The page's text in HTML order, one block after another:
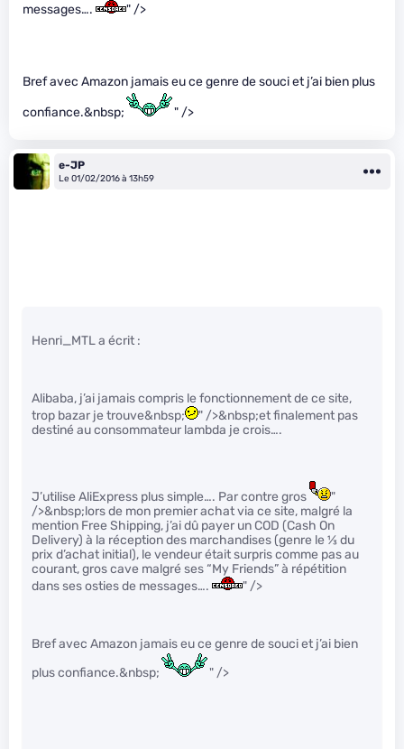
messages….
" />
Bref avec Amazon jamais eu ce genre de souci et j’ai bien plus
confiance.&nbsp;
" />
e-JP
Le 01/02/2016 à 13h59
Henri_MTL a écrit :
Alibaba, j’ai jamais compris le fonctionnement de ce site,
trop bazar je trouve&nbsp;
" />&nbsp;et finalement pas
destiné au consommateur lambda je crois….
J’utilise AliExpress plus simple…. Par contre gros
"
/>&nbsp;lors de mon premier achat via ce site, malgré la
mention Free Shipping, j’ai dû payer un COD (Cash On
Delivery) à la réception des marchandises (genre le 1⁄3du
prix d’achat initial), le vendeur était surpris comme pas au
courant, gros cave malgré ses “My Friends” à répétition
dans ses osties de messages….
" />
Bref avec Amazon jamais eu ce genre de souci et j’ai bien
plus confiance.&nbsp;
" />